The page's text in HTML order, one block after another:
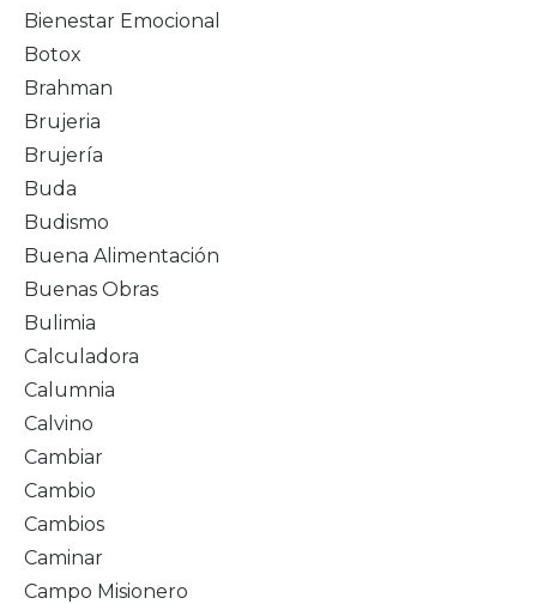
Bienestar Emocional
Botox
Brahman
Brujeria
Brujería
Buda
Budismo
Buena Alimentación
Buenas Obras
Bulimia
Calculadora
Calumnia
Calvino
Cambiar
Cambio
Cambios
Caminar
Campo Misionero